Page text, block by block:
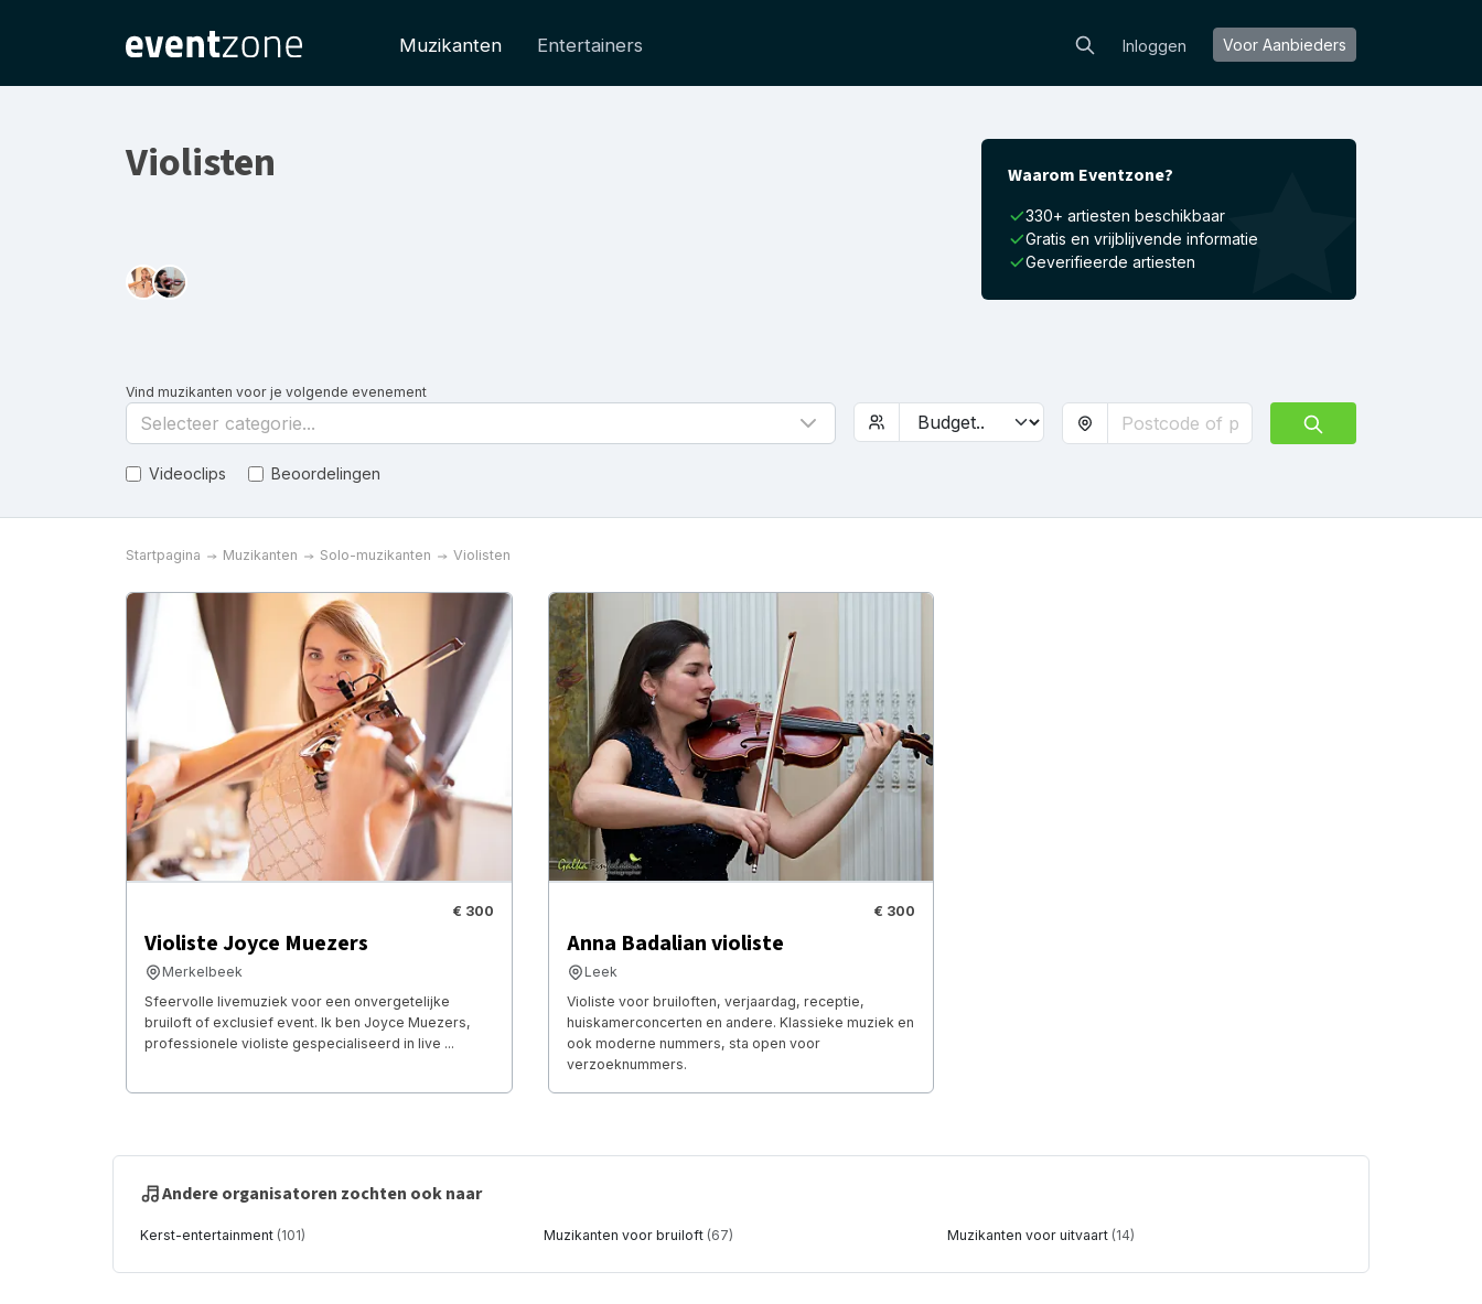
Muzikanten Entertainers Inloggen Voor Aanbieders
Violisten Waarom Eventzone?
330+ artiesten beschikbaar
Gratis en vrijblijvende informatie
Geverifieerde artiesten
Vind muzikanten voor je volgende evenement
Selecteer categorie...
Videoclips Beoordelingen
Startpagina Muzikanten Solo-muzikanten Violisten
€ 300
Violiste Joyce Muezers
Merkelbeek
Sfeervolle livemuziek voor een onvergetelijke
bruiloft of exclusief event. Ik ben Joyce Muezers,
professionele violiste gespecialiseerd in live ...
€ 300
Anna Badalian violiste
Leek
Violiste voor bruiloften, verjaardag, receptie,
huiskamerconcerten en andere. Klassieke muziek en
ook moderne nummers, sta open voor
verzoeknummers.
Andere organisatoren zochten ook naar
Kerst-entertainment (101) Muzikanten voor bruiloft (67) Muzikanten voor uitvaart (14)